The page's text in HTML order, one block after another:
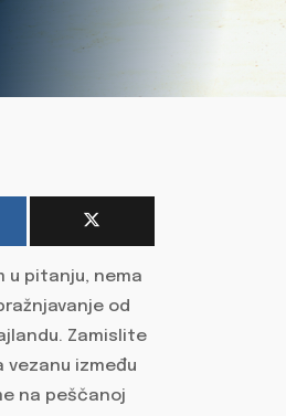
u pitanju, nema
od
Zamislite
vezanu između
na peščanoj